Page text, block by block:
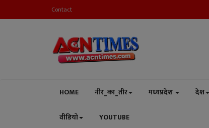
Contact
HOME नीर_का_तीर मध्यप्रदेश देश
वीडियो YOUTUBE